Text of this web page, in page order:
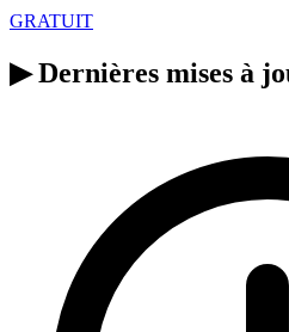
GRATUIT
▶Dernières mises à